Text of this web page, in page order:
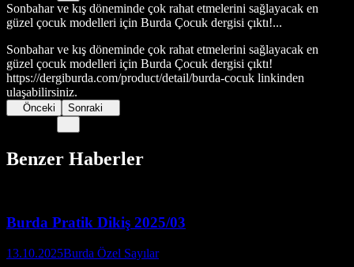
Sonbahar ve kış döneminde çok rahat etmelerini sağlayacak en
güzel çocuk modelleri için Burda Çocuk dergisi çıktı!...
Sonbahar ve kış döneminde çok rahat etmelerini sağlayacak en
güzel çocuk modelleri için Burda Çocuk dergisi çıktı!
https://dergiburda.com/product/detail/burda-cocuk linkinden
ulaşabilirsiniz.
Önceki Sonraki
Benzer Haberler
Burda Pratik Dikiş 2025/03
13.10.2025Burda Özel Sayılar